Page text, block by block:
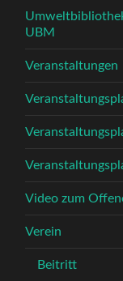
UBM
Veranstaltungen
Video zum
Verein
Beitritt